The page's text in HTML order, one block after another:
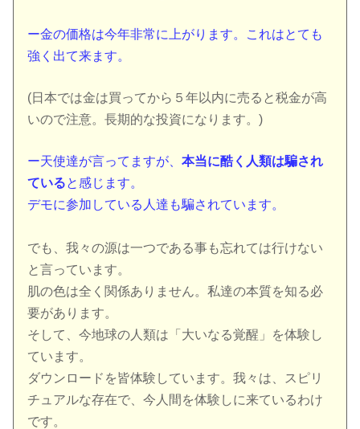
ー金の価格は今年非常に上がります。これはとても
強く出て来ます。
(日本では金は買ってから５年以内に売ると税金が高
いので注意。長期的な投資になります。)
ー天使達が言ってますが、本当に酷く人類は騙され
ていると感じます。
デモに参加している人達も騙されています。
でも、我々の源は一つである事も忘れては行けない
と言っています。
肌の色は全く関係ありません。私達の本質を知る必
要があります。
そして、今地球の人類は「大いなる覚醒」を体験し
ています。
ダウンロードを皆体験しています。我々は、スピリ
チュアルな存在で、今人間を体験しに来ているわけ
です。